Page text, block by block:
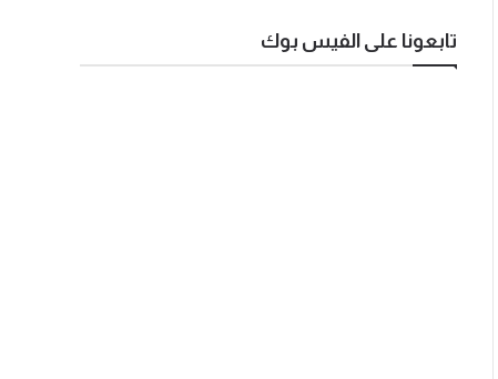
تابعونا على الفيس بوك